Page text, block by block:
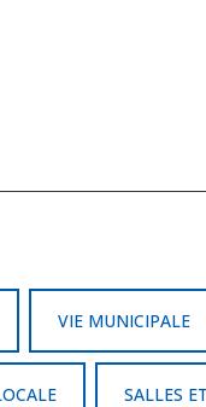
VIE MUNICIPALE
SALLES